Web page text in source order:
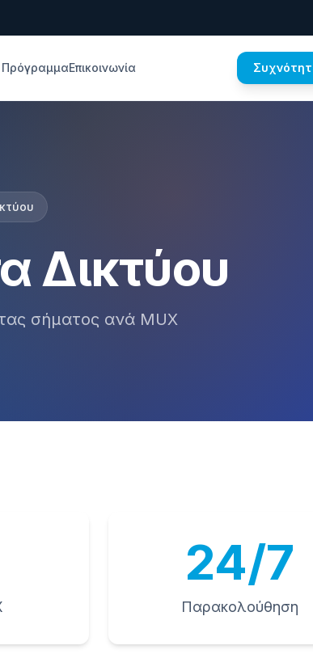
ΠρόγραμμαΕπικοινωνία
Δικτύου
σήματος ανά MUX
24/7
Παρακολούθηση